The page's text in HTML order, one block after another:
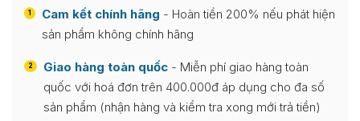
1 Cam kết chính hãng - Hoàn tiền 200% nếu phát hiện
sản phẩm không chính hãng
2 Giao hàng toàn quốc - Miễn phí giao hàng toàn
quốc với hoá đơn trên 400.000đ áp dụng cho đa số
sản phẩm (nhận hàng và kiểm tra xong mới trả tiền)